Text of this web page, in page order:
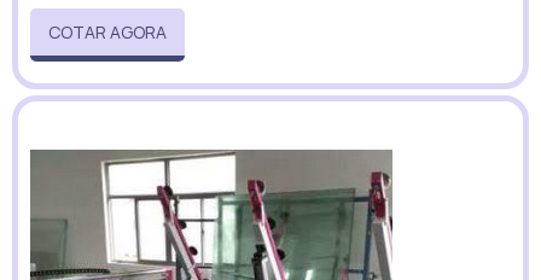
COTAR AGORA